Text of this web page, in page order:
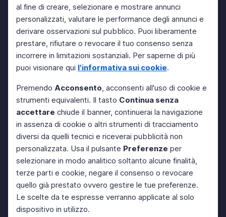
al fine di creare, selezionare e mostrare annunci
personalizzati, valutare le performance degli annunci e
derivare osservazioni sul pubblico. Puoi liberamente
prestare, rifiutare o revocare il tuo consenso senza
incorrere in limitazioni sostanziali. Per saperne di più
puoi visionare qui l'informativa sui cookie.
Premendo Acconsento, acconsenti all'uso di cookie e
strumenti equivalenti. Il tasto Continua senza
accettare chiude il banner, continuerai la navigazione
in assenza di cookie o altri strumenti di tracciamento
diversi da quelli tecnici e riceverai pubblicità non
personalizzata. Usa il pulsante Preferenze per
selezionare in modo analitico soltanto alcune finalità,
terze parti e cookie, negare il consenso o revocare
quello già prestato ovvero gestire le tue preferenze.
Le scelte da te espresse verranno applicate al solo
dispositivo in utilizzo.